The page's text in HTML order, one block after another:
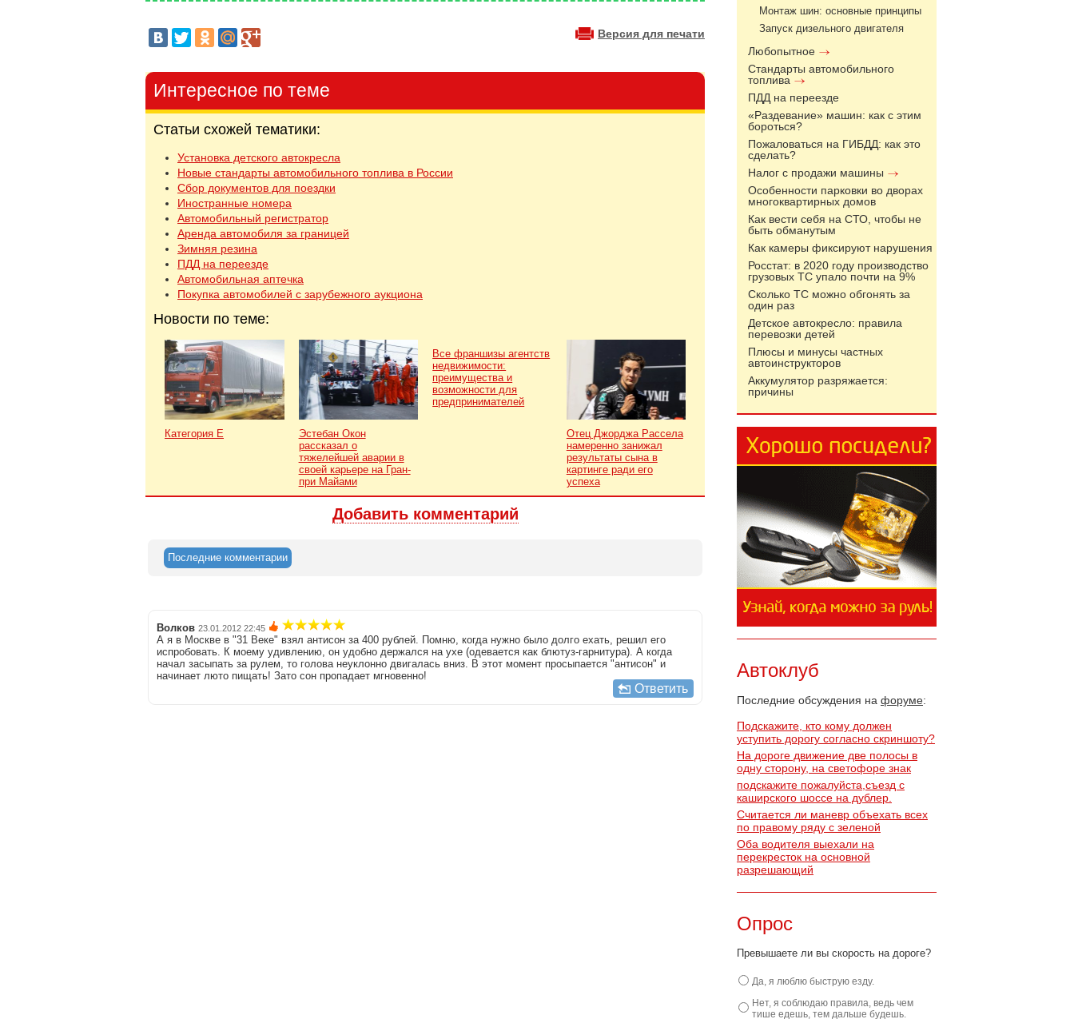
Монтаж шин: основные принципы
Запуск дизельного двигателя
Любопытное
Стандарты автомобильного
топлива
ПДД на переезде
«Раздевание» машин: как с этим
бороться?
Пожаловаться на ГИБДД: как это
сделать?
Налог с продажи машины
Особенности парковки во дворах
многоквартирных домов
Как вести себя на СТО, чтобы не
быть обманутым
Как камеры фиксируют нарушения
Росстат: в 2020 году производство
грузовых ТС упало почти на 9%
Сколько ТС можно обгонять за
один раз
Детское автокресло: правила
перевозки детей
Плюсы и минусы частных
автоинструкторов
Аккумулятор разряжается:
причины
Автоклуб
Последние обсуждения на форуме:
Подскажите, кто кому должен
уступить дорогу согласно скриншоту?
На дороге движение две полосы в
одну сторону, на светофоре знак
подскажите пожалуйста,съезд с
каширского шоссе на дублер.
Считается ли маневр объехать всех
по правому ряду с зеленой
Оба водителя выехали на
перекресток на основной
разрешающий
Опрос
Превышаете ли вы скорость на дороге?
Да, я люблю быструю езду.
Нет, я соблюдаю правила, ведь чем
тише едешь, тем дальше будешь.
Версия для печати
Интересное по теме
Статьи схожей тематики:
Установка детского автокресла
Новые стандарты автомобильного топлива в России
Сбор документов для поездки
Иностранные номера
Автомобильный регистратор
Аренда автомобиля за границей
Зимняя резина
ПДД на переезде
Автомобильная аптечка
Покупка автомобилей с зарубежного аукциона
Новости по теме:
Категория Е
Эстебан Окон
рассказал о
тяжелейшей аварии в
своей карьере на Гран-
при Майами
Все франшизы агентств
недвижимости:
преимущества и
возможности для
предпринимателей
Отец Джорджа Рассела
намеренно занижал
результаты сына в
картинге ради его
успеха
Добавить комментарий
Последние комментарии
Волков 23.01.2012 22:45
А я в Москве в "31 Веке" взял антисон за 400 рублей. Помню, когда нужно было долго ехать, решил его
испробовать. К моему удивлению, он удобно держался на ухе (одевается как блютуз-гарнитура). А когда
начал засыпать за рулем, то голова неуклонно двигалась вниз. В этот момент просыпается "антисон" и
начинает люто пищать! Зато сон пропадает мгновенно!
Ответить